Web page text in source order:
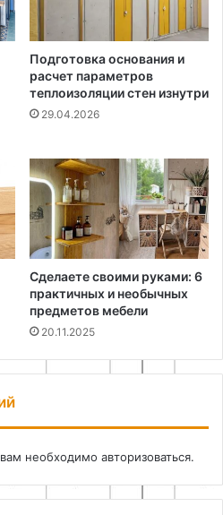
Подготовка основания и
расчет параметров
теплоизоляции стен изнутри
29.04.2026
Сделаете своими руками: 6
практичных и необычных
предметов мебели
20.11.2025
необходимо авторизоваться.